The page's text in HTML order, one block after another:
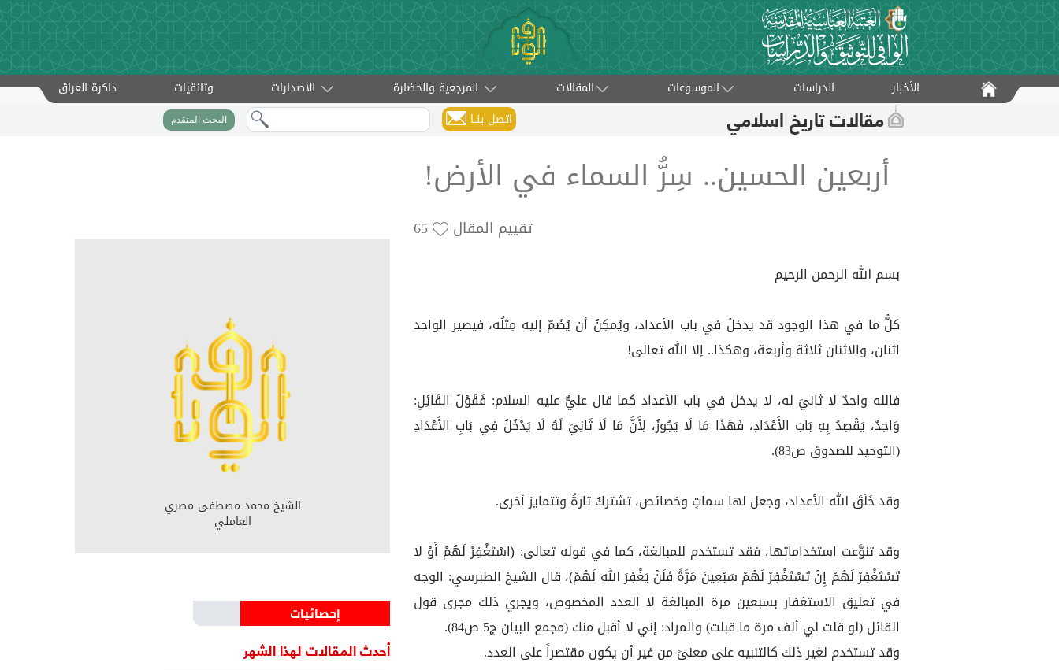
الأخبار الدراسات الموسوعات المقالات المرجعية والحضارة الاصدارات وثائقيات ذاكرة العراق
البحث المتقدم اتصل بنــا مقالات تاريخ اسلامي
أربعين الحسين.. سِرُّ السماء في الأرض!
65 تقييم المقال
بسم الله الرحمن الرحيم
كلُّ ما في هذا الوجود قد يدخلُ في باب الأعداد، ويُمكِنُ أن يُضَمّ إليه مِثلُه، فيصير الواحد
اثنان، والاثنان ثلاثة وأربعة، وهكذا.. إلا الله تعالى!
فالله واحدٌ لا ثانيَ له، لا يدخل في باب الأعداد كما قال عليٌّ عليه السلام: فَقَوْلُ القَائِلِ:
وَاحِدٌ، يَقْصِدُ بِهِ بَابَ الأَعْدَادِ، فَهَذَا مَا لَا يَجُوزُ، لِأَنَّ مَا لَا ثَانِيَ لَهُ لَا يَدْخُلُ فِي بَابِ الأَعْدَادِ
(التوحيد للصدوق ص83).
وقد خَلَقَ الله الأعداد، وجعل لها سماتٍ وخصائص، تشتركُ تارةً وتتمايز أخرى.
وقد تنوَّعت استخداماتها، فقد تستخدم للمبالغة، كما في قوله تعالى: ﴿اسْتَغْفِرْ لَهُمْ أَوْ لا
تَسْتَغْفِرْ لَهُمْ إِنْ تَسْتَغْفِرْ لَهُمْ سَبْعِينَ مَرَّةً فَلَنْ يَغْفِرَ الله لَهُمْ﴾، قال الشيخ الطبرسي: الوجه
في تعليق الاستغفار بسبعين مرة المبالغة لا العدد المخصوص، ويجري ذلك مجرى قول
القائل (لو قلت لي ألف مرة ما قبلت) والمراد: إني لا أقبل منك (مجمع البيان ج5 ص84).
وقد تستخدم لغير ذلك كالتنبيه على معنىً من غير أن يكون مقتصراً على العدد.
الشيخ محمد مصطفى مصري
العاملي
إحصائيات
أحدث المقالات لهذا الشهر